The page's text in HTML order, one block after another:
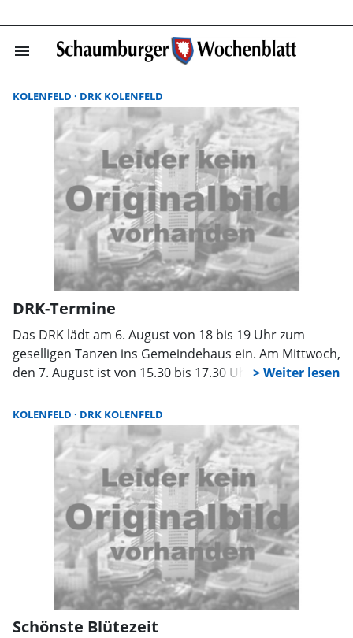
menu
KOLENFELD DRK KOLENFELD
DRK-Termine
Das DRK lädt am 6. August von 18 bis 19 Uhr zum
geselligen Tanzen ins Gemeindehaus ein. Am Mittwoch,
den 7. August ist von 15.30 bis 17.30 Uhr Sommerfest,
im Gemeindehaus. Am 16. August lädt der Ortsverein
zur Schifffahrt auf dem Steinhuder Meer ein. Das
Thema lautet „Abendbrot im Abendrot“. Die Fahrt geht
von 19 bis 21 Uhr. Der Preis pro Person beträgt 33
Euro. Anmeldungen nehmen R. Tätz unter 05031/2911
oder bei H. Elsner unter 05031/12387 bis zum 10.
August entgegen.
KOLENFELD DRK KOLENFELD
Schönste Blütezeit